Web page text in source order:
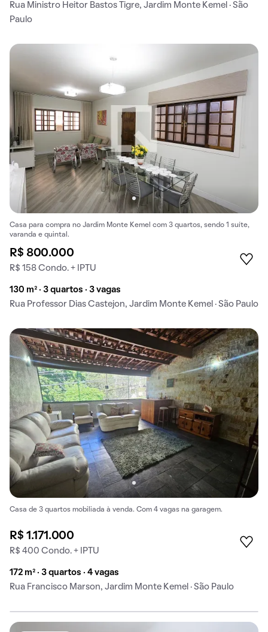
Rua Ministro Heitor Bastos Tigre, Jardim Monte Kemel · São
Paulo
Casa para compra no Jardim Monte Kemel com 3 quartos, sendo 1 suíte,
varanda e quintal.
R$ 800.000
R$ 158 Condo. + IPTU
130 m² · 3 quartos · 3 vagas
Rua Professor Dias Castejon, Jardim Monte Kemel · São Paulo
Casa de 3 quartos mobiliada à venda. Com 4 vagas na garagem.
R$ 1.171.000
R$ 400 Condo. + IPTU
172 m² · 3 quartos · 4 vagas
Rua Francisco Marson, Jardim Monte Kemel · São Paulo